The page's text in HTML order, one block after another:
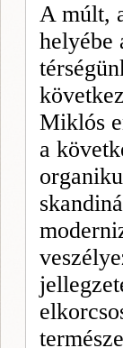
A múlt,
helyébe
Miklós
a